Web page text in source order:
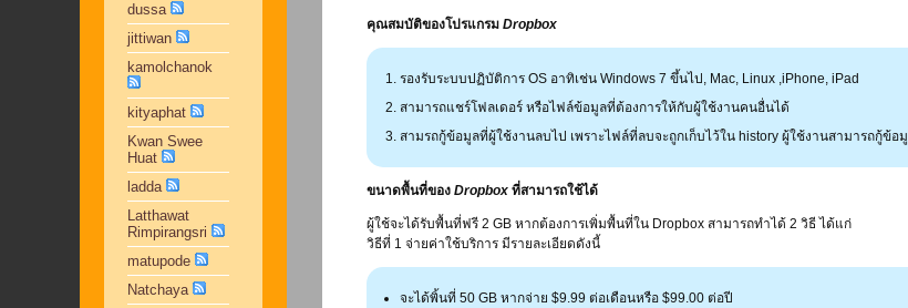
dussa
jittiwan
kamolchanok
kityaphat
Kwan Swee
Huat
ladda
Latthawat
Rimpirangsri
matupode
Natchaya
คุณสมบัติของโปรแกรม Dropbox
รองรับระบบปฏิบัติการ OS อาทิเช่น Windows 7 ขึ้นไป, Mac, Linux ,iPhone, iPad
สามารถแชร์โฟลเดอร์ หรือไฟล์ข้อมูลที่ต้องการให้กับผู้ใช้งานคนอื่นได้
สามรถกู้ข้อมูลที่ผู้ใช้งานลบไป เพราะไฟล์ที่ลบจะถูกเก็บไว้ใน history ผู้ใช้งานสามารถกู้ข้อ
ขนาดพื้นที่ของ Dropbox ที่สามารถใช้ได้
ผู้ใช้จะได้รับพื้นที่ฟรี 2 GB หากต้องการเพิ่มพื้นที่ใน Dropbox สามารถทำได้ 2 วิธี ได้แก่
วิธีที่ 1 จ่ายค่าใช้บริการ มีรายละเอียดดังนี้
จะได้พิ้นที่ 50 GB หากจ่าย $9.99 ต่อเดือนหรือ $99.00 ต่อปี